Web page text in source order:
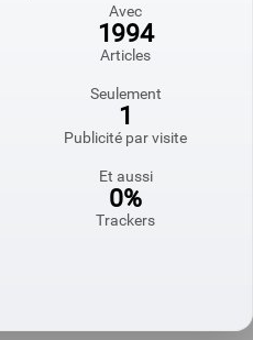
Avec
1994
Articles
Seulement
1
Publicité par visite
Et aussi
0%
Trackers